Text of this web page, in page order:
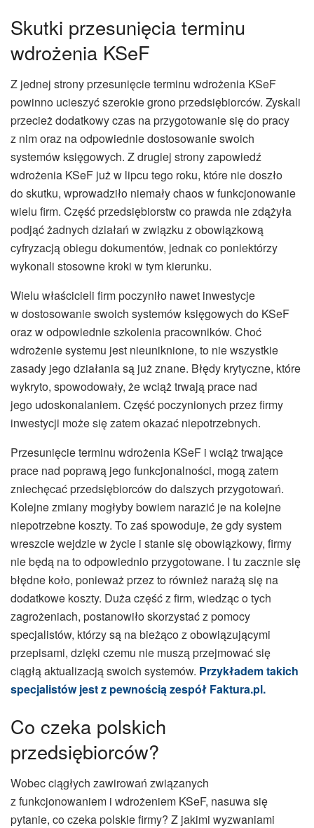
Skutki przesunięcia terminu
wdrożenia KSeF
Z jednej strony przesunięcie terminu wdrożenia KSeF
powinno ucieszyć szerokie grono przedsiębiorców. Zyskali
przecież dodatkowy czas na przygotowanie się do pracy
z nim oraz na odpowiednie dostosowanie swoich
systemów księgowych. Z drugiej strony zapowiedź
wdrożenia KSeF już w lipcu tego roku, które nie doszło
do skutku, wprowadziło niemały chaos w funkcjonowanie
wielu firm. Część przedsiębiorstw co prawda nie zdążyła
podjąć żadnych działań w związku z obowiązkową
cyfryzacją obiegu dokumentów, jednak co poniektórzy
wykonali stosowne kroki w tym kierunku.
Wielu właścicieli firm poczyniło nawet inwestycje
w dostosowanie swoich systemów księgowych do KSeF
oraz w odpowiednie szkolenia pracowników. Choć
wdrożenie systemu jest nieuniknione, to nie wszystkie
zasady jego działania są już znane. Błędy krytyczne, które
wykryto, spowodowały, że wciąż trwają prace nad
jego udoskonalaniem. Część poczynionych przez firmy
inwestycji może się zatem okazać niepotrzebnych.
Przesunięcie terminu wdrożenia KSeF i wciąż trwające
prace nad poprawą jego funkcjonalności, mogą zatem
zniechęcać przedsiębiorców do dalszych przygotowań.
Kolejne zmiany mogłyby bowiem narazić je na kolejne
niepotrzebne koszty. To zaś spowoduje, że gdy system
wreszcie wejdzie w życie i stanie się obowiązkowy, firmy
nie będą na to odpowiednio przygotowane. I tu zacznie się
błędne koło, ponieważ przez to również narażą się na
dodatkowe koszty. Duża część z firm, wiedząc o tych
zagrożeniach, postanowiło skorzystać z pomocy
specjalistów, którzy są na bieżąco z obowiązującymi
przepisami, dzięki czemu nie muszą przejmować się
ciągłą aktualizacją swoich systemów. Przykładem takich
specjalistów jest z pewnością zespół Faktura.pl.
Co czeka polskich
przedsiębiorców?
Wobec ciągłych zawirowań związanych
z funkcjonowaniem i wdrożeniem KSeF, nasuwa się
pytanie, co czeka polskie firmy? Z jakimi wyzwaniami